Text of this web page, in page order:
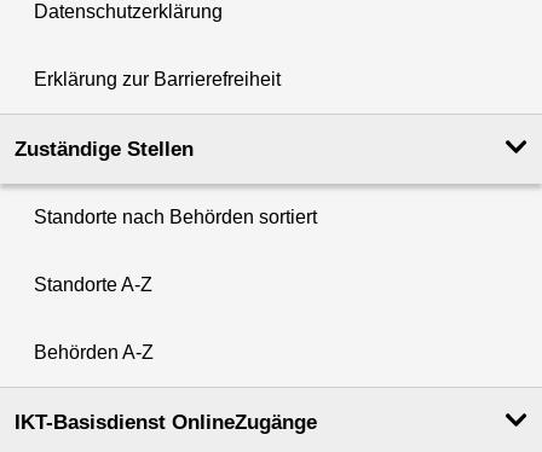
Datenschutzerklärung
Erklärung zur Barrierefreiheit
Zuständige Stellen
Standorte nach Behörden sortiert
Standorte A-Z
Behörden A-Z
IKT-Basisdienst OnlineZugänge